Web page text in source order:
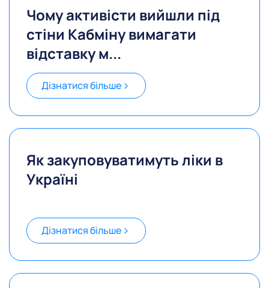
Чому активісти вийшли під
стіни Кабміну вимагати
відставку м...
Дізнатися більше
Як закуповуватимуть ліки в
Україні
Дізнатися більше